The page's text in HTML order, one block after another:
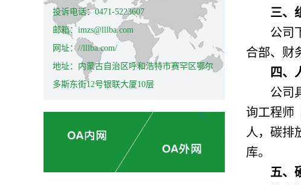
投诉电话：0471-5223607
邮箱：imzs@lllba.com
网址：//lllba.com/
地址：内蒙古自治区呼和浩特市赛罕区鄂尔
多斯东街12号银联大厦10层
三、
公司
合部、财
四、
公司
询工程师
人，碳排
库。
五、